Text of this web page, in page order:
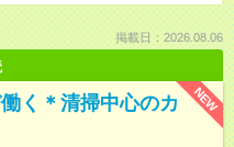
掲載日：2026.08.06
NEW
く＊清掃中心のカ